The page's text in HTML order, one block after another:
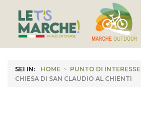
SEI IN: HOME > PUNTO DI INTERESSE
CHIESA DI SAN CLAUDIO AL CHIENTI